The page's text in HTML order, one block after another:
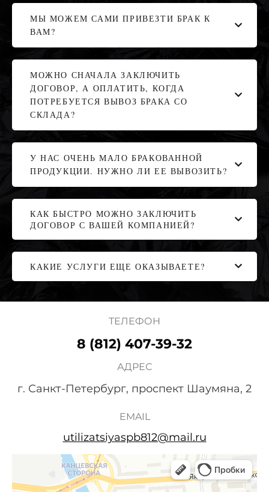
МЫ МОЖЕМ САМИ ПРИВЕЗТИ БРАК К
ВАМ?
МОЖНО СНАЧАЛА ЗАКЛЮЧИТЬ
ДОГОВОР, А ОПЛАТИТЬ, КОГДА
ПОТРЕБУЕТСЯ ВЫВОЗ БРАКА СО
СКЛАДА?
У НАС ОЧЕНЬ МАЛО БРАКОВАННОЙ
ПРОДУКЦИИ. НУЖНО ЛИ ЕЕ ВЫВОЗИТЬ?
КАК БЫСТРО МОЖНО ЗАКЛЮЧИТЬ
ДОГОВОР С ВАШЕЙ КОМПАНИЕЙ?
КАКИЕ УСЛУГИ ЕЩЕ ОКАЗЫВАЕТЕ?
ТЕЛЕФОН
8 (812) 407-39-32
АДРЕС
г. Санкт-Петербург, проспект Шаумяна, 2
EMAIL
utilizatsiyaspb812@mail.ru